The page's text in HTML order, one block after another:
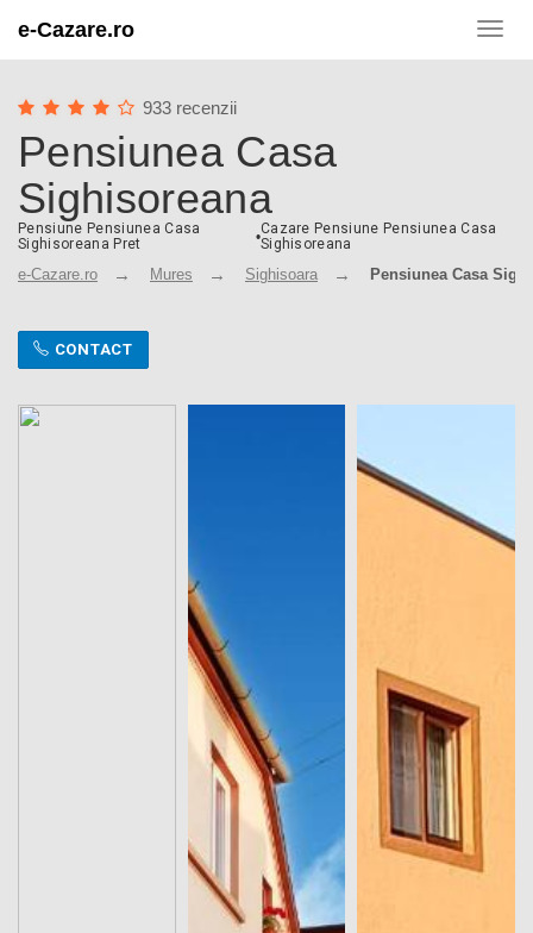
e-Cazare.ro
933 recenzii
Pensiunea Casa
Sighisoreana
Pensiune Pensiunea Casa
Sighisoreana Pret
•Cazare Pensiune Pensiunea Casa
Sighisoreana
e-Cazare.ro Mures Sighisoara Pensiunea Casa
CONTACT